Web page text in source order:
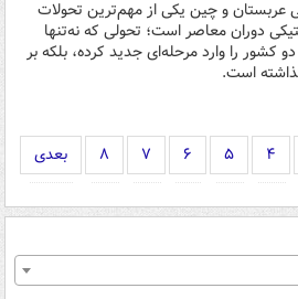
عربستان و چین یکی از مهم‌ترین تحولات
دوران معاصر است؛ تحولی که نه‌تنها
دو کشور را وارد مرحله‌ای جدید کرده، بلکه بر
است.
۴ ۵ ۶ ۷ ۸ بعدی